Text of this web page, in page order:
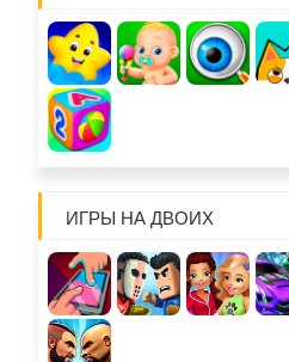
ИГРЫ НА ДВОИХ